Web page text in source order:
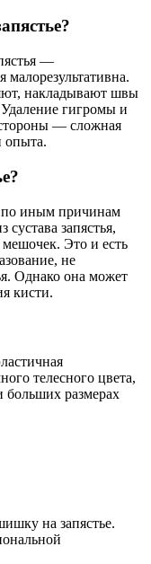
—
малорезультативна.
накладывают швы
гигромы и
— сложная
опыта.
по иным причинам
запястья,
Это и есть
не
Однако она может
кисти.
телесного цвета,
больших размерах
на запястье.